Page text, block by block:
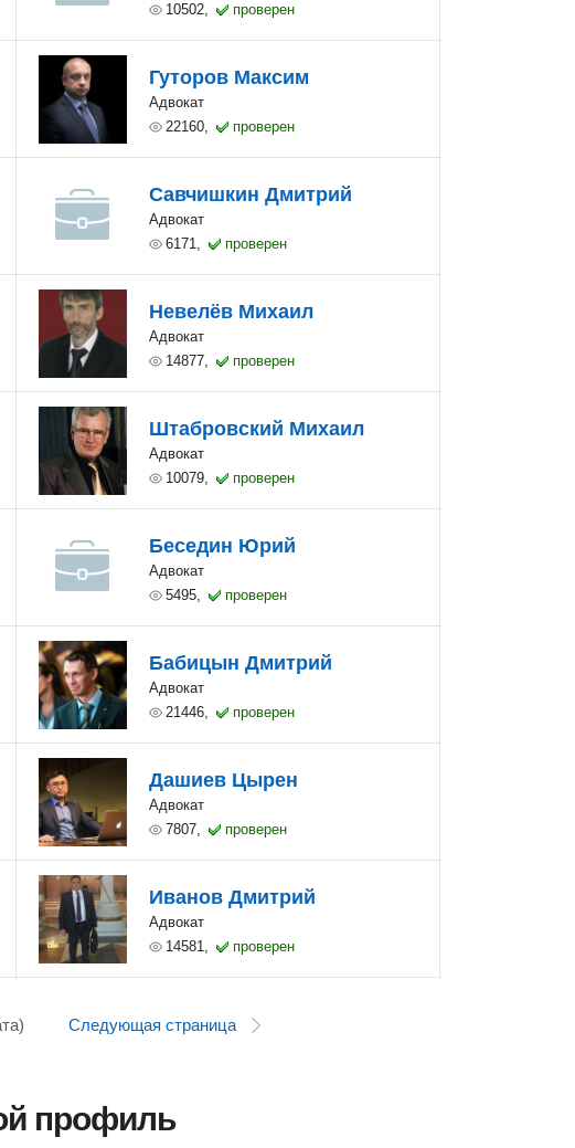
10502,
проверен
Гуторов Максим
Адвокат
22160,
проверен
Савчишкин Дмитрий
Адвокат
6171,
проверен
Невелёв Михаил
Адвокат
14877,
проверен
Штабровский Михаил
Адвокат
10079,
проверен
Беседин Юрий
Адвокат
5495,
проверен
Бабицын Дмитрий
Адвокат
21446,
проверен
Дашиев Цырен
Адвокат
7807,
проверен
Иванов Дмитрий
Адвокат
14581,
проверен
Следующая страница
профиль